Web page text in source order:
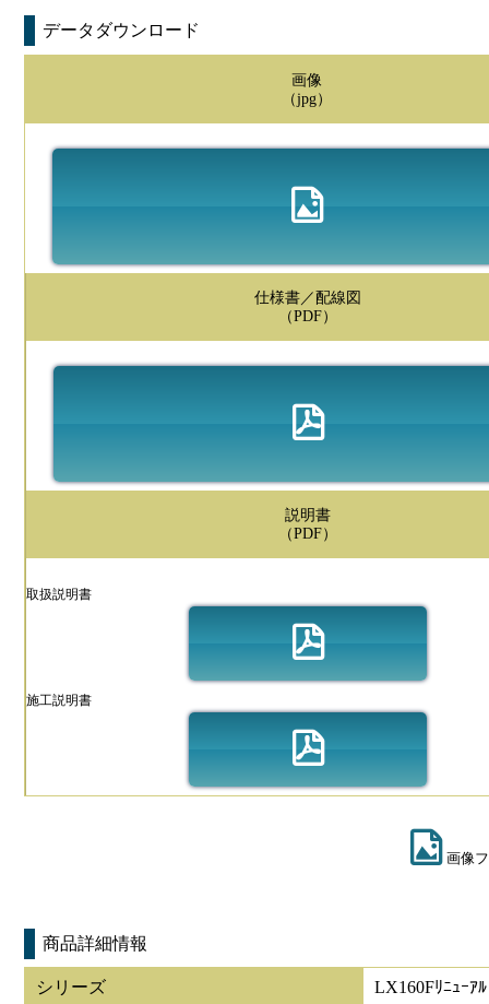
データダウンロード
画像
（jpg）
仕様書／配線図
（PDF）
説明書
（PDF）
取扱説明書
施工説明書
画像
商品詳細情報
シリーズ LX160Fﾘﾆｭｰｱﾙ